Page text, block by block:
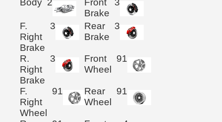
Brake
F.
Right
Brake
3
Rear
Brake
3
R.
Right
Brake
3
Front
Wheel
91
F.
Right
Wheel
91
Rear
Wheel
91